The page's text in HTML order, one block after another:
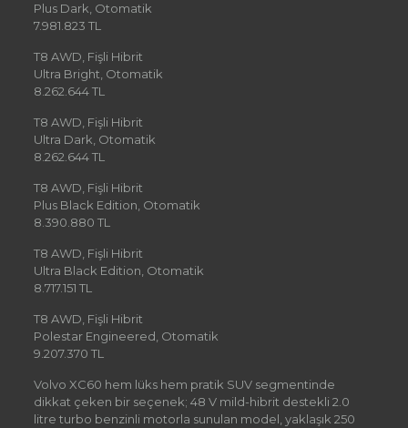
Plus Dark, Otomatik
7.981.823 TL
T8 AWD, Fişli Hibrit
Ultra Bright, Otomatik
8.262.644 TL
T8 AWD, Fişli Hibrit
Ultra Dark, Otomatik
8.262.644 TL
T8 AWD, Fişli Hibrit
Plus Black Edition, Otomatik
8.390.880 TL
T8 AWD, Fişli Hibrit
Ultra Black Edition, Otomatik
8.717.151 TL
T8 AWD, Fişli Hibrit
Polestar Engineered, Otomatik
9.207.370 TL
Volvo XC60 hem lüks hem pratik SUV segmentinde
dikkat çeken bir seçenek; 48 V mild-hibrit destekli 2.0
litre turbo benzinli motorla sunulan model, yaklaşık 250